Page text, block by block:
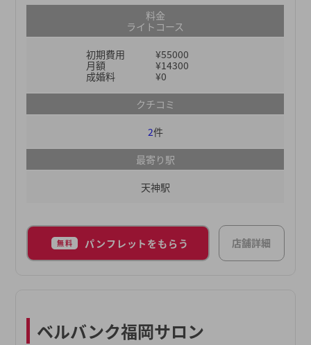
でいただくことで実感できることがたくさんござい
ますので、結婚相談所に入会を検討している方や、
費用やサービス内容についてよくわからない方は、
まずは弊社の無料の個別相談会にお越しください。
無料個別相談会では、あなたの結婚観や出会いの状
況などを伺いながら、分かりやすく説明いたしま
料金
ライトコース
初期費用
¥55000
月額
¥14300
成婚料
¥0
クチコミ
2件
最寄り駅
天神駅
無料 パンフレットをもらう 店舗詳細
ベルバンク福岡サロン